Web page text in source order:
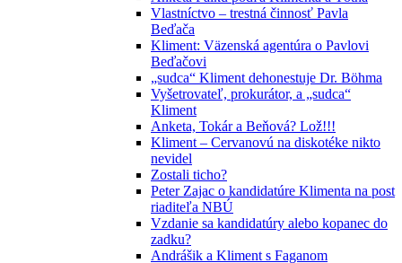
Vlastníctvo – trestná činnosť Pavla
Beďača
Kliment: Väzenská agentúra o Pavlovi
Beďačovi
„sudca“ Kliment dehonestuje Dr. Böhma
Vyšetrovateľ, prokurátor, a „sudca“
Kliment
Anketa, Tokár a Beňová? Lož!!!
Kliment – Cervanovú na diskotéke nikto
nevidel
Zostali ticho?
Peter Zajac o kandidatúre Klimenta na post
riaditeľa NBÚ
Vzdanie sa kandidatúry alebo kopanec do
zadku?
Andrášik a Kliment s Faganom